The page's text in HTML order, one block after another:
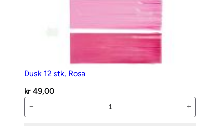
Dusk 12 stk, Rosa
kr 49,00
12
− +